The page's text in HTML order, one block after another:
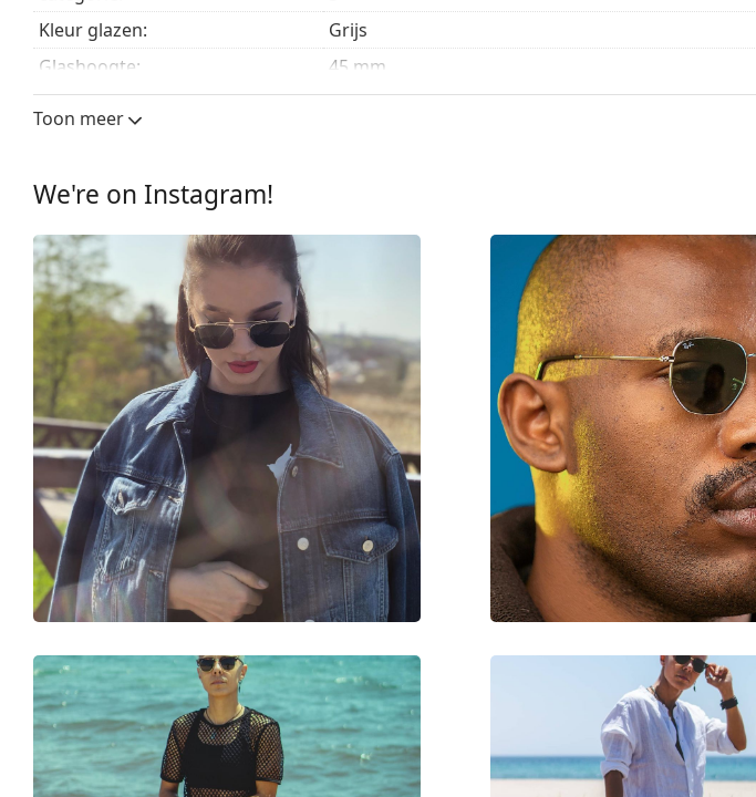
Kleur glazen:
Grijs
Glashoogte:
45 mm
Glasbreedte:
50 mm
montuur
Montuur vorm:
Montuur kleur:
Montuur materiaal:
Metaal
Maat:
XS
Breedte:
120 mm
Lengte:
130 mm
Breedte brug:
13 mm
Gewicht:
35 gr
Verstelbare neus-pads:
accessoires
Koker:
No
Overig
Geslacht:
Kinderen
Categorie:
Zonnebrillen
Toon meer
We're on Instagram!